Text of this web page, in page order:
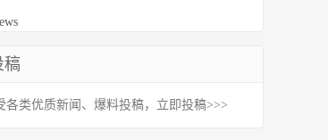
稿
各类优质新闻、爆料投稿，立即投稿>>>